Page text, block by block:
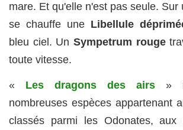
mare. Et qu'elle n'est pas seule. Sur
se chauffe une Libellule
bleu ciel. Un Sympetrum rouge
toute vitesse.
« Les dragons des airs »
nombreuses espèces appartenant
classés parmi les Odonates,